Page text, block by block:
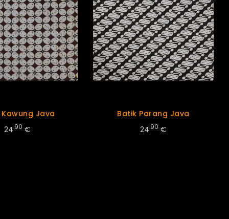
Java
24.90 €
Batik Parang Java
24.90 €